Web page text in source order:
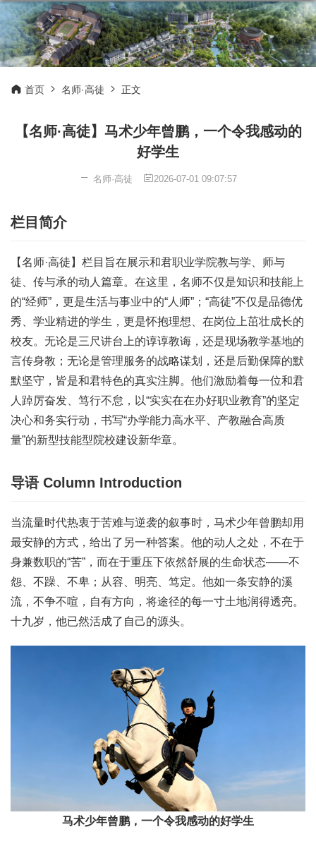
首页 名师·高徒 正文
【名师·高徒】马术少年曾鹏，一个令我感动的
好学生
名师·高徒 2026-07-01 09:07:57
栏目简介
【名师·高徒】栏目旨在展示和君职业学院教与学、师与
徒、传与承的动人篇章。在这里，名师不仅是知识和技能上
的“经师”，更是生活与事业中的“人师”；“高徒”不仅是品德优
秀、学业精进的学生，更是怀抱理想、在岗位上茁壮成长的
校友。无论是三尺讲台上的谆谆教诲，还是现场教学基地的
言传身教；无论是管理服务的战略谋划，还是后勤保障的默
默坚守，皆是和君特色的真实注脚。他们激励着每一位和君
人踔厉奋发、笃行不怠，以“实实在在办好职业教育”的坚定
决心和务实行动，书写“办学能力高水平、产教融合高质
量”的新型技能型院校建设新华章。
导语 Column Introduction
当流量时代热衷于苦难与逆袭的叙事时，马术少年曾鹏却用
最安静的方式，给出了另一种答案。他的动人之处，不在于
身兼数职的“苦”，而在于重压下依然舒展的生命状态——不
怨、不躁、不卑；从容、明亮、笃定。他如一条安静的溪
流，不争不喧，自有方向，将途径的每一寸土地润得透亮。
十九岁，他已然活成了自己的源头。
马术少年曾鹏，一个令我感动的好学生